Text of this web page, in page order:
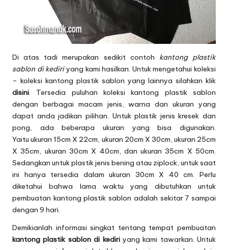
Di atas tadi merupakan sedikit contoh kantong plastik
sablon di kediriyang kami hasilkan. Untuk mengetahui koleksi
– koleksi kantong plastik sablon yang lainnya silahkan klik
disini. Tersedia puluhan koleksi kantong plastik sablon
dengan berbagai macam jenis, warna dan ukuran yang
dapat anda jadikan pilihan. Untuk plastik jenis kresek dan
pong, ada beberapa ukuran yang bisa digunakan.
Yaitu ukuran 15cm X 22cm, ukuran 20cm X 30cm, ukuran 25cm
X 35cm, ukuran 30cm X 40cm, dan ukuran 35cm X 50cm.
Sedangkan untuk plastik jenis bening atau ziplock, untuk saat
ini hanya tersedia dalam ukuran 30cm X 40 cm. Perlu
diketahui bahwa lama waktu yang dibutuhkan untuk
pembuatan kantong plastik sablon adalah sekitar 7 sampai
dengan 9 hari.
Demikianlah informasi singkat tentang tempat pembuatan
kantongplastik sablon di kediri yang kami tawarkan. Untuk